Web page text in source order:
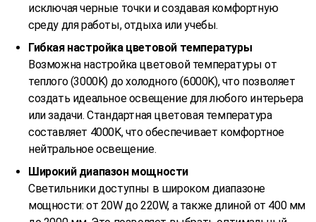
исключая черные точки и создавая комфортную
среду для работы, отдыха или учебы.
Гибкая настройка цветовой температуры
Возможна настройка цветовой температуры от
теплого (3000K) до холодного (6000K), что позволяет
создать идеальное освещение для любого интерьера
или задачи. Стандартная цветовая температура
составляет 4000K, что обеспечивает комфортное
нейтральное освещение.
Широкий диапазон мощности
Светильники доступны в широком диапазоне
мощности: от 20W до 220W, а также длиной от 400 мм